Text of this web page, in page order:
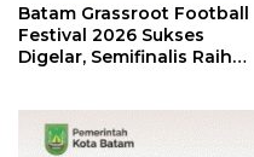
Batam Grassroot Football
Festival 2026 Sukses
Digelar, Semifinalis Raih